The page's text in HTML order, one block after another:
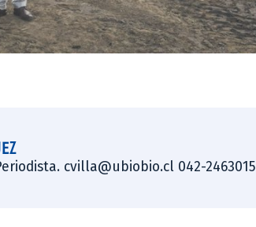
cvilla@ubiobio.cl 042-2463015